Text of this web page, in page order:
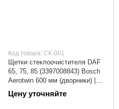
Код товара: СК-001
Щетки стеклоочистителя DAF
65, 75, 85 (3397008843) Bosch
Aerotwin 600 мм (дворники) |
СК-001
Цену уточняйте